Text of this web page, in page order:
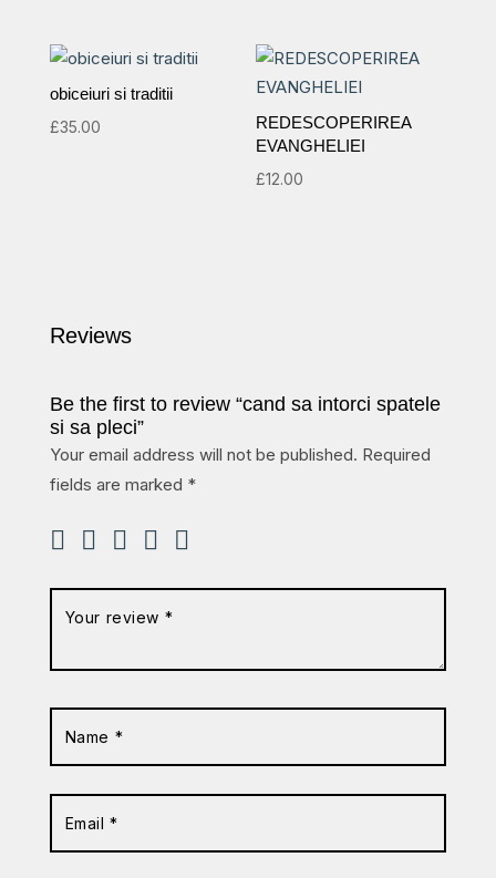
obiceiuri si traditii
£35.00
REDESCOPERIREA
EVANGHELIEI
£12.00
Reviews
Be the first to review “cand sa intorci spatele
si sa pleci”
Your email address will not be published. Required
fields are marked *